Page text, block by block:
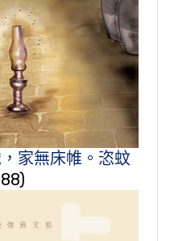
家無床帷。恣蚊